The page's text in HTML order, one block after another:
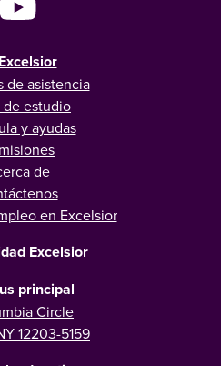
de asistencia
de estudio
y ayudas
de
en Excelsior
Excelsior
principal
Circle
12203-5159